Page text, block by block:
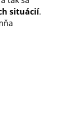
situácií.